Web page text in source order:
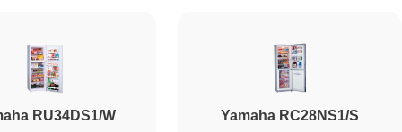
500
RU34DS1/W Yamaha RC28NS1/S